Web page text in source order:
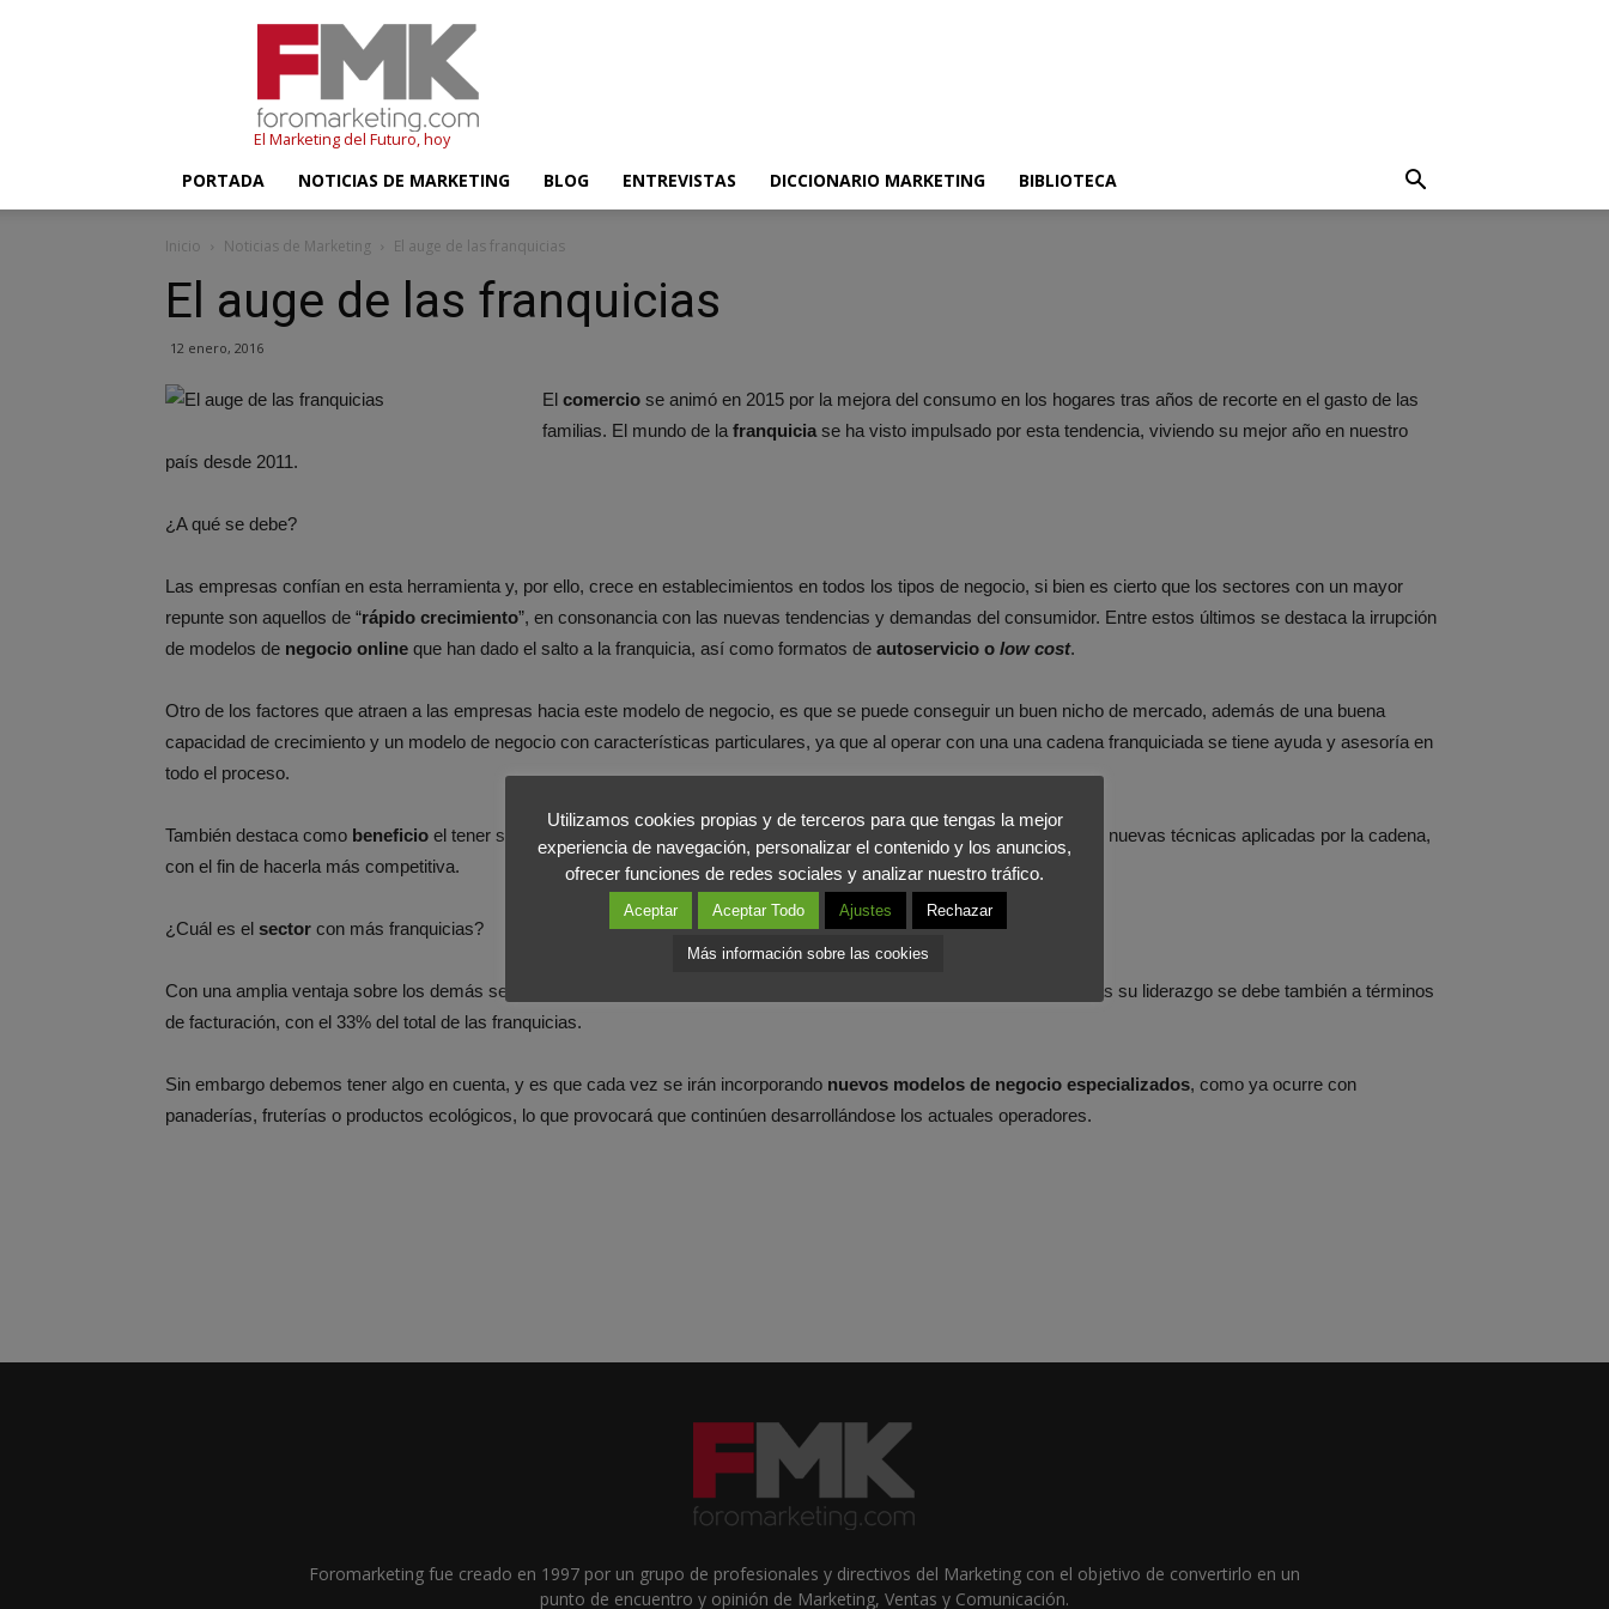
El Marketing del Futuro, hoy
PORTADA NOTICIAS DE MARKETING BLOG ENTREVISTAS DICCIONARIO MARKETING BIBLIOTECA
Inicio Noticias de Marketing El auge de las franquicias
El auge de las franquicias
12 enero, 2016
El comercio se animó en 2015 por la mejora del consumo en los hogares tras años de recorte en el gasto de las
familias. El mundo de la franquicia se ha visto impulsado por esta tendencia, viviendo su mejor año en nuestro
país desde 2011.
¿A qué se debe?
Las empresas confían en esta herramienta y, por ello, crece en establecimientos en todos los tipos de negocio, si bien es cierto que los sectores con un mayor
repunte son aquellos de “rápido crecimiento”, en consonancia con las nuevas tendencias y demandas del consumidor. Entre estos últimos se destaca la irrupción
de modelos de negocio online que han dado el salto a la franquicia, así como formatos de autoservicio o low cost.
Otro de los factores que atraen a las empresas hacia este modelo de negocio, es que se puede conseguir un buen nicho de mercado, además de una buena
capacidad de crecimiento y un modelo de negocio con características particulares, ya que al operar con una una cadena franquiciada se tiene ayuda y asesoría en
todo el proceso.
También destaca como beneficio el tener siempre soporte de la compañía y el permitir beneficiarse con la información y nuevas técnicas aplicadas por la cadena,
con el fin de hacerla más competitiva.
¿Cuál es el sector con más franquicias?
Con una amplia ventaja sobre los demás sectores, el
es el formato que aglutina más franquicias. Además su liderazgo se debe también a términos
de facturación, con el 33% del total de las franquicias.
Sin embargo debemos tener algo en cuenta, y es que cada vez se irán incorporando nuevos modelos de negocio especializados, como ya ocurre con
panaderías, fruterías o productos ecológicos, lo que provocará que continúen desarrollándose los actuales operadores.
Foromarketing fue creado en 1997 por un grupo de profesionales y directivos del Marketing con el objetivo de convertirlo en un
punto de encuentro y opinión de Marketing, Ventas y Comunicación.
Utilizamos cookies propias y de terceros para que tengas la mejor
experiencia de navegación, personalizar el contenido y los anuncios,
ofrecer funciones de redes sociales y analizar nuestro tráfico.
Aceptar Aceptar Todo Ajustes Rechazar
Más información sobre las cookies